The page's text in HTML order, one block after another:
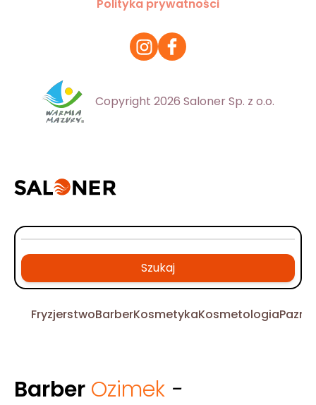
Polityka prywatności
Copyright 2026 Saloner Sp. z o.o.
Szukaj
FryzjerstwoBarberKosmetykaKosmetologia
Barber Ozimek -